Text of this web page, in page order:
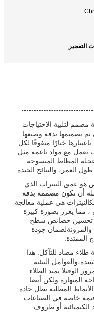
التفجير ,
مصمم لتلبية الاحتياجات
تصميمها بدقة وصنعها
خيارًا متفوقًا لكل
تعمل مع مواد ناعمة مثل
المطاط المنسوجة
العمر، والنتائج الجيدة.
هو عمق النيترات الذي
أن تكون مصممة بدقة
هي عملية معالجة
مما يعزز بصورة كبيرة
تحسين خصائص سطح
والمرونةلضمان جودة
الممتدة.
طلاء مضاد للتآكل. هذا
البيئية
الوقتلا يمتد الطلاء
المنهارة ولكن أيضا
المطلية تظل حادة
خاصة في الصناعات
الكيميائية أو ظروف